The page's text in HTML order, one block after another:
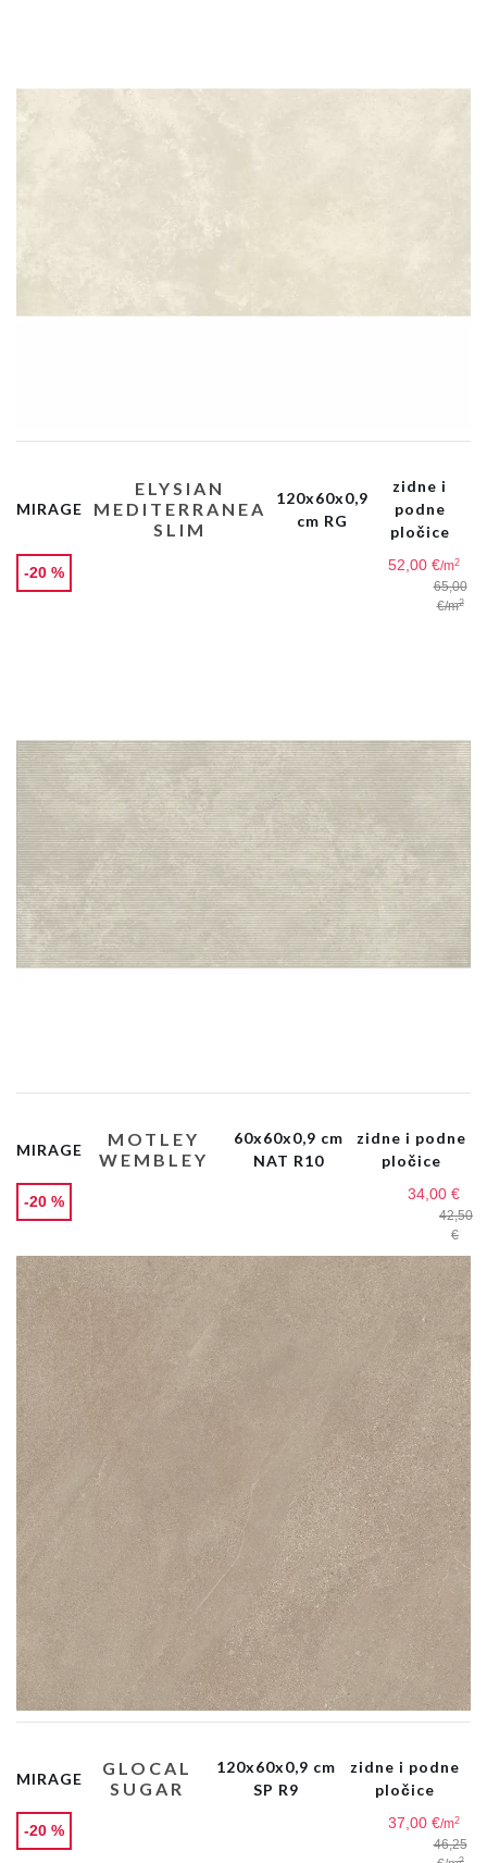
MIRAGE
ELYSIAN
MEDITERRANEA
SLIM
120x60x0,9
cm RG
zidne i
podne
pločice
-20 % 52,00 €/m2
65,00
€/m2
MIRAGE
MOTLEY
WEMBLEY
60x60x0,9 cm
NAT R10
zidne i podne
pločice
-20 % 34,00 €
42,50
€
MIRAGE
GLOCAL
SUGAR
120x60x0,9 cm
SP R9
zidne i podne
pločice
-20 % 37,00 €/m2
46,25
2